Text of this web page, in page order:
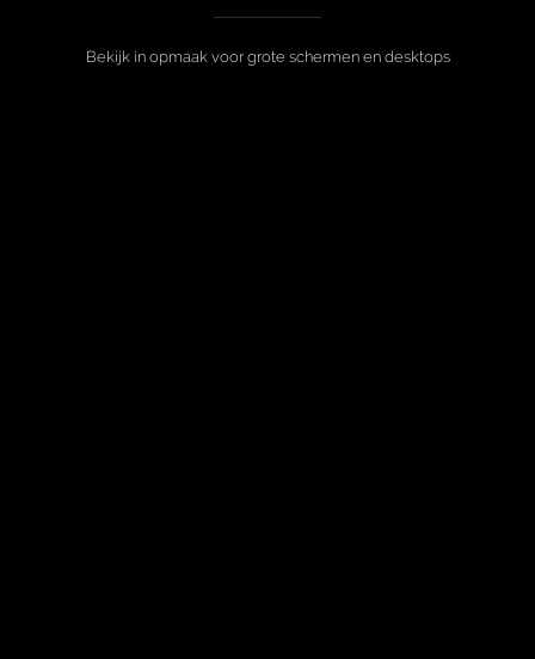
Bekijk in opmaak voor grote schermen en desktops